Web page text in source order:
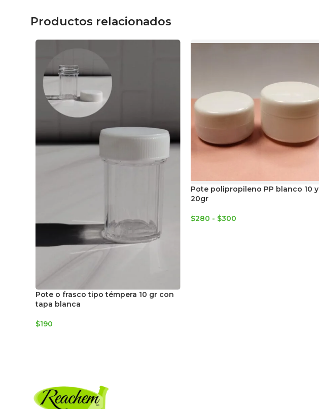
Productos relacionados
Pote o frasco tipo témpera 10 gr con
tapa blanca
$190
Pote polipropileno PP blanco 10 y
20gr
$280 - $300